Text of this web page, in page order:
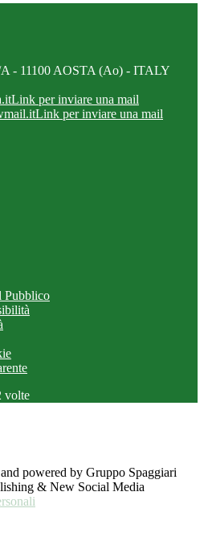
- 11100 AOSTA (Ao) - ITALY
Link per inviare una mail
Link per inviare una mail
Pubblico
volte
powered by Gruppo Spaggiari
& New Social Media